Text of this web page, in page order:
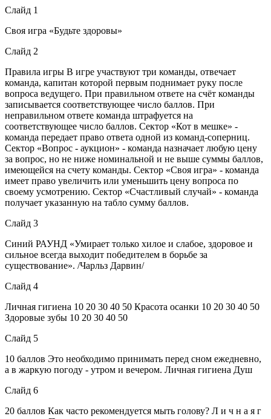
Слайд 1
Своя игра «Будьте здоровы»
Слайд 2
Правила игры В игре участвуют три команды, отвечает
команда, капитан которой первым поднимает руку после
вопроса ведущего. При правильном ответе на счёт команды
записывается соответствующее число баллов. При
неправильном ответе команда штрафуется на
соответствующее число баллов. Сектор «Кот в мешке» -
команда передает право ответа одной из команд-соперниц.
Сектор «Вопрос - аукцион» - команда назначает любую цену
за вопрос, но не ниже номинальной и не выше суммы баллов,
имеющейся на счету команды. Сектор «Своя игра» - команда
имеет право увеличить или уменьшить цену вопроса по
своему усмотрению. Сектор «Счастливый случай» - команда
получает указанную на табло сумму баллов.
Слайд 3
Синий РАУНД «Умирает только хилое и слабое, здоровое и
сильное всегда выходит победителем в борьбе за
существование». /Чарльз Дарвин/
Слайд 4
Личная гигиена 10 20 30 40 50 Красота осанки 10 20 30 40 50
Здоровые зубы 10 20 30 40 50
Слайд 5
10 баллов Это необходимо принимать перед сном ежедневно,
а в жаркую погоду - утром и вечером. Личная гигиена Душ
Слайд 6
20 баллов Как часто рекомендуется мыть голову? Л и ч н а я г